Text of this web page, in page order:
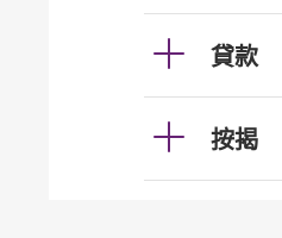
貸款
按揭